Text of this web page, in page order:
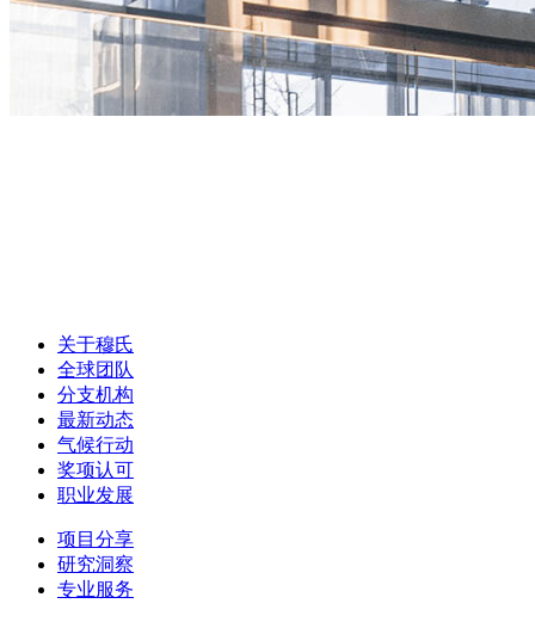
关于穆氏
全球团队
分支机构
最新动态
气候行动
奖项认可
职业发展
项目分享
研究洞察
专业服务